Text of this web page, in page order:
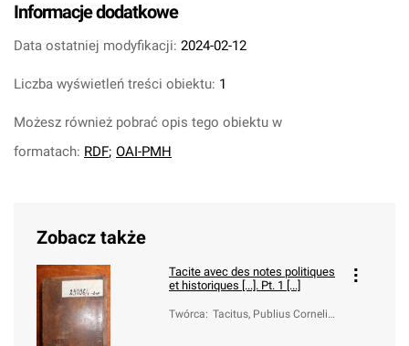
Informacje dodatkowe
Data ostatniej modyfikacji: 2024-02-12
Liczba wyświetleń treści obiektu: 1
Możesz również pobrać opis tego obiektu w
formatach: RDF; OAI-PMH
Zobacz także
Tacite avec des notes politiques
et historiques [...]. Pt. 1 [...]
Twórca: Tacitus, Publius Cornelius